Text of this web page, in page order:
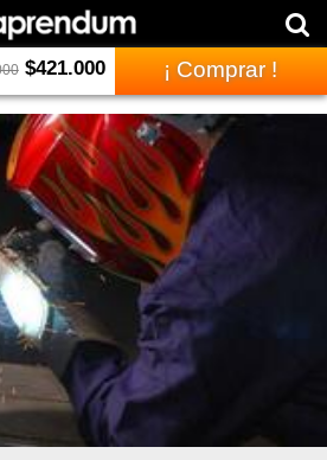
$421.000 ¡ Comprar !